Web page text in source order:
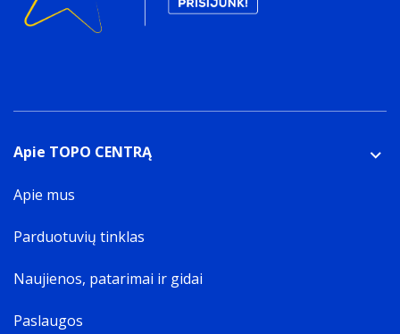
Apie TOPO CENTRĄ
Apie mus
Parduotuvių tinklas
Naujienos, patarimai ir gidai
Paslaugos